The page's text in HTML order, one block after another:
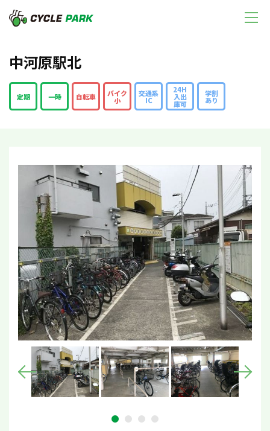
中河原駅北
定期 一時 自転車 バイク
小
交通系
IC
24H
入出
庫可
学割
あり